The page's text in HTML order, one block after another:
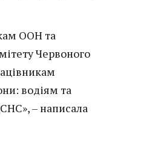
ООН та
Червоного
водіям та
– написала